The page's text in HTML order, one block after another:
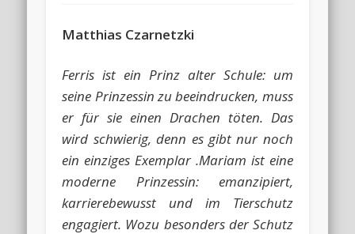
Matthias Czarnetzki
Ferris ist ein Prinz alter Schule: um
seine Prinzessin zu beeindrucken, muss
er für sie einen Drachen töten. Das
wird schwierig, denn es gibt nur noch
ein einziges Exemplar .Mariam ist eine
moderne Prinzessin: emanzipiert,
karrierebewusst und im Tierschutz
engagiert. Wozu besonders der Schutz